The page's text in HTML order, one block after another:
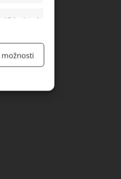
Vždy aktivní